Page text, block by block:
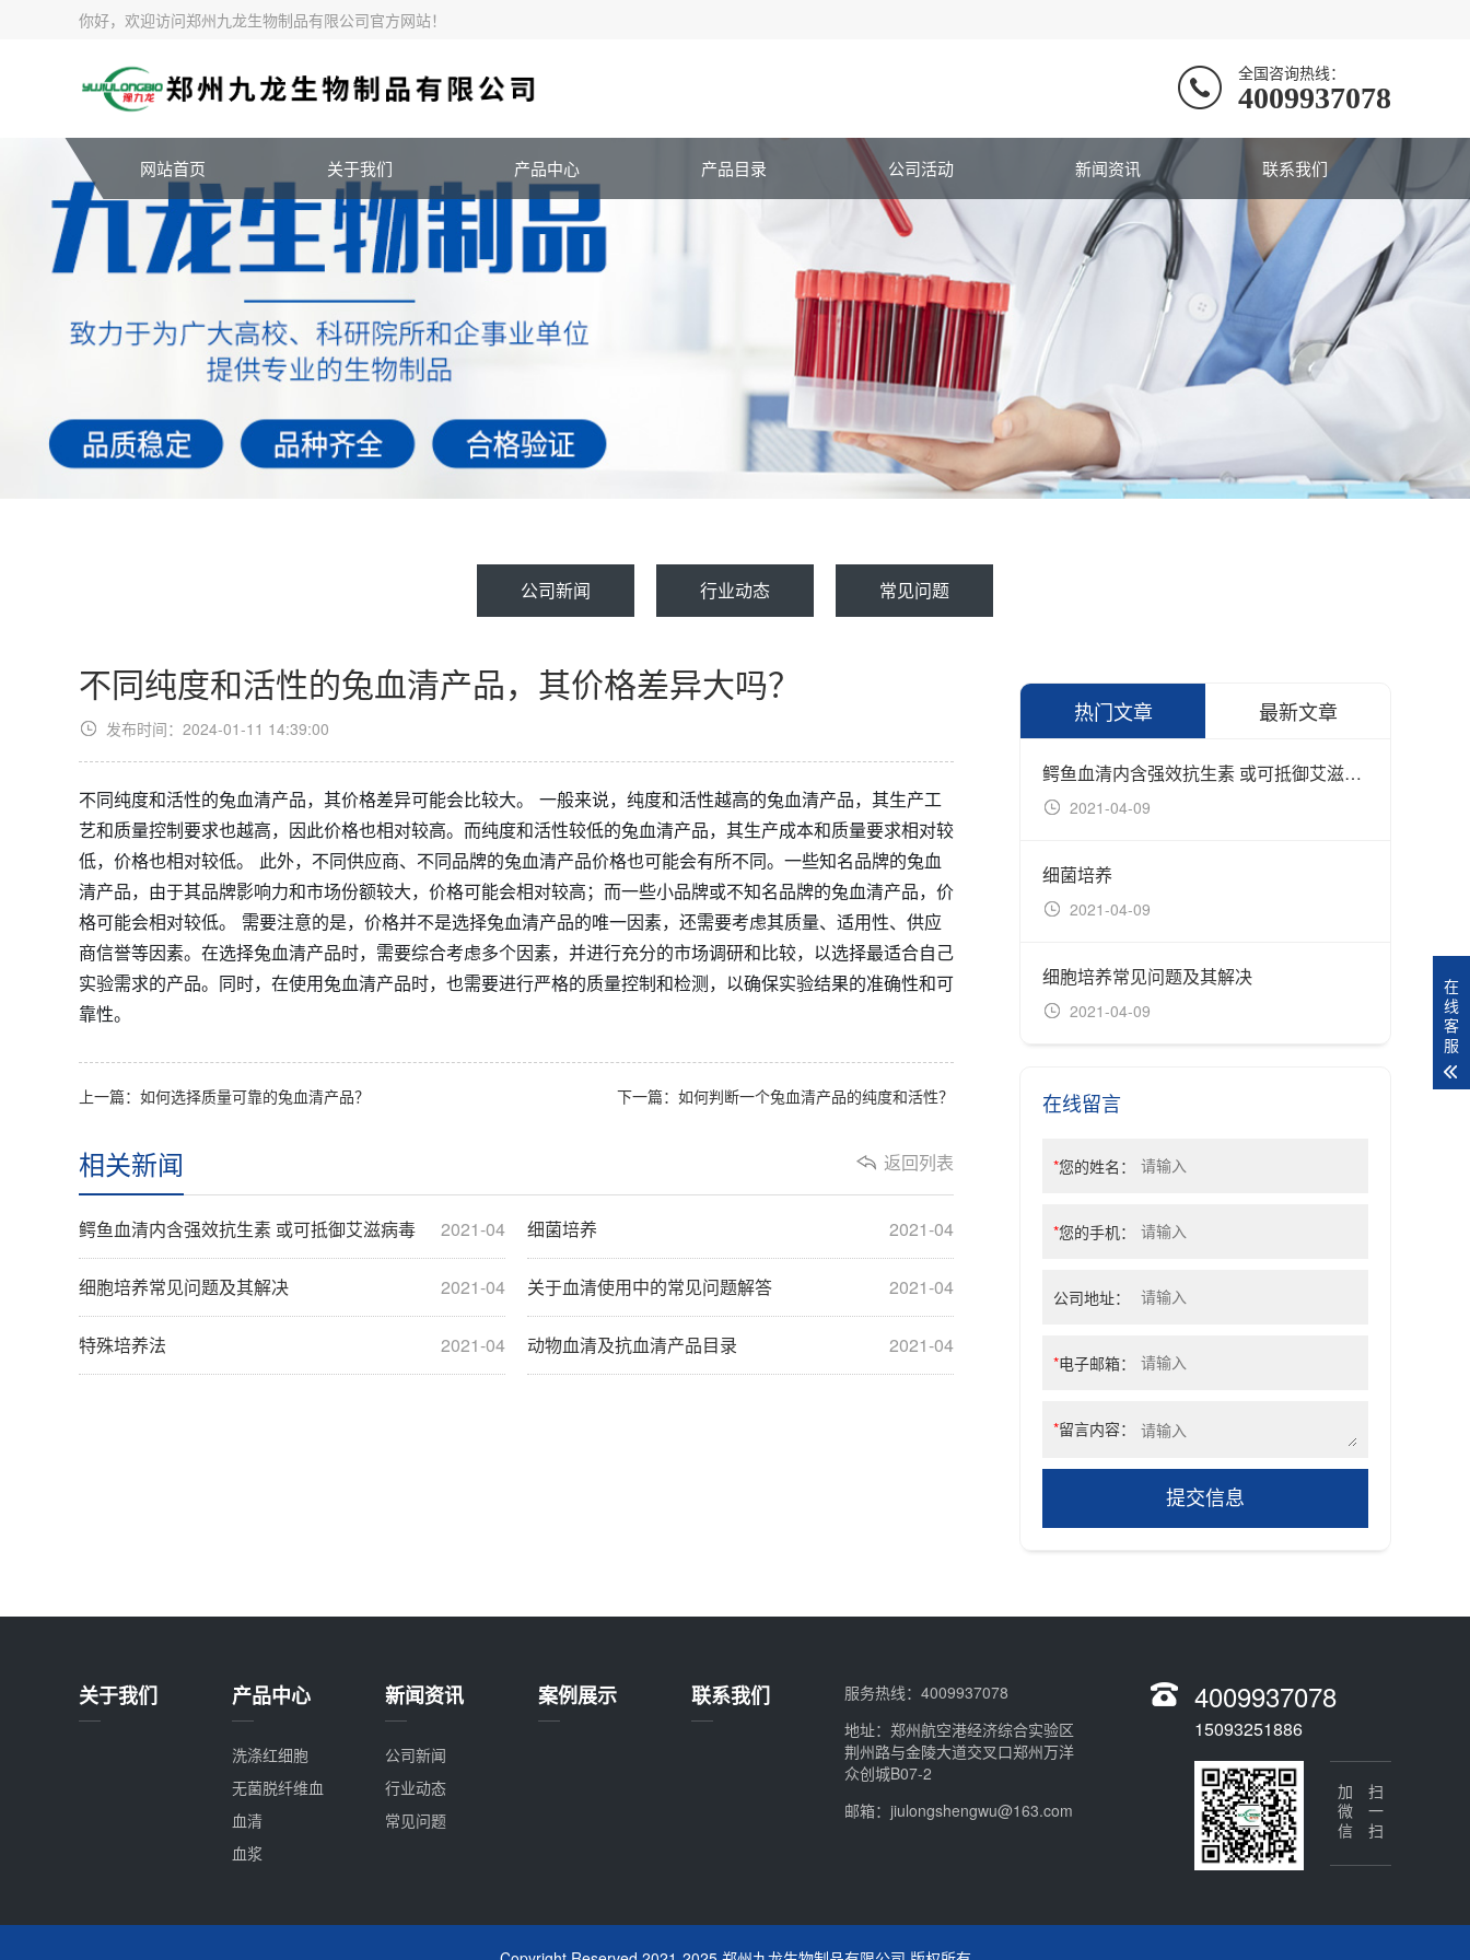
你好，欢迎访问郑州九龙生物制品有限公司官方网站！
全国咨询热线：
4009937078
网站首页 关于我们 产品中心 产品目录 公司活动 新闻资讯 联系我们
公司新闻 行业动态 常见问题
不同纯度和活性的兔血清产品，其价格差异大吗？
发布时间：2024-01-11 14:39:00
不同纯度和活性的兔血清产品，其价格差异可能会比较大。 一般来说，纯度和活性越高的兔血清产品，其生产工
艺和质量控制要求也越高，因此价格也相对较高。而纯度和活性较低的兔血清产品，其生产成本和质量要求相对较
低，价格也相对较低。 此外，不同供应商、不同品牌的兔血清产品价格也可能会有所不同。一些知名品牌的兔血
清产品，由于其品牌影响力和市场份额较大，价格可能会相对较高；而一些小品牌或不知名品牌的兔血清产品，价
格可能会相对较低。 需要注意的是，价格并不是选择兔血清产品的唯一因素，还需要考虑其质量、适用性、供应
商信誉等因素。在选择兔血清产品时，需要综合考虑多个因素，并进行充分的市场调研和比较，以选择最适合自己
实验需求的产品。同时，在使用兔血清产品时，也需要进行严格的质量控制和检测，以确保实验结果的准确性和可
靠性。
上一篇：如何选择质量可靠的兔血清产品？ 下一篇：如何判断一个兔血清产品的纯度和活性？
返回列表
相关新闻
2021-04
鳄鱼血清内含强效抗生素 或可抵御艾滋病毒 2021-04
细菌培养
2021-04
细胞培养常见问题及其解决 2021-04
关于血清使用中的常见问题解答
2021-04
特殊培养法 2021-04
动物血清及抗血清产品目录
热门文章 最新文章
鳄鱼血清内含强效抗生素 或可抵御艾滋病毒
2021-04-09
细菌培养
2021-04-09
细胞培养常见问题及其解决
2021-04-09
细
在线留言
*您的姓名：
*您的手机：
公司地址：
*电子邮箱：
*留言内容：
提交信息
关于我们 产品中心
洗涤红细胞
无菌脱纤维血
血清
血浆
新闻资讯
公司新闻
行业动态
常见问题
案例展示 联系我们
服务热线：4009937078
地址：郑州航空港经济综合实验区
荆州路与金陵大道交叉口郑州万洋
众创城B07-2
邮箱：jiulongshengwu@163.com
4009937078
15093251886
扫一扫
加微信
在
线
客
服